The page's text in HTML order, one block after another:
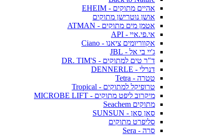
אהיים מתוקים - EHEIM
אושן נוטרישן מתוקים
אטמן מים מתוקים - ATMAN
אי.פי.איי - API
אקווריומים ציאנו - Ciano
ג'יי בי אל - JBL
ד"ר טים למתוקים - DR. TIM'S
דנרלי - DENNERLE
טטרה - Tetra
טרופיקל למתוקים - Tropical
מיקרוב ליפט מתוקים - MICROBE LIFT
מתוקים Seachem
סאן סאן - SUNSUN
סליפרט מתוקים
סרה - Sera